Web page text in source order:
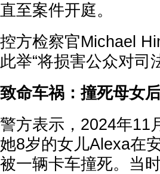
直至案件开庭。
控方检察官Michael
此举“将损害公众对司
致命车祸：撞死母女
警方表示，2024年11
她8岁的女儿Alexa在
被一辆卡车撞死。当